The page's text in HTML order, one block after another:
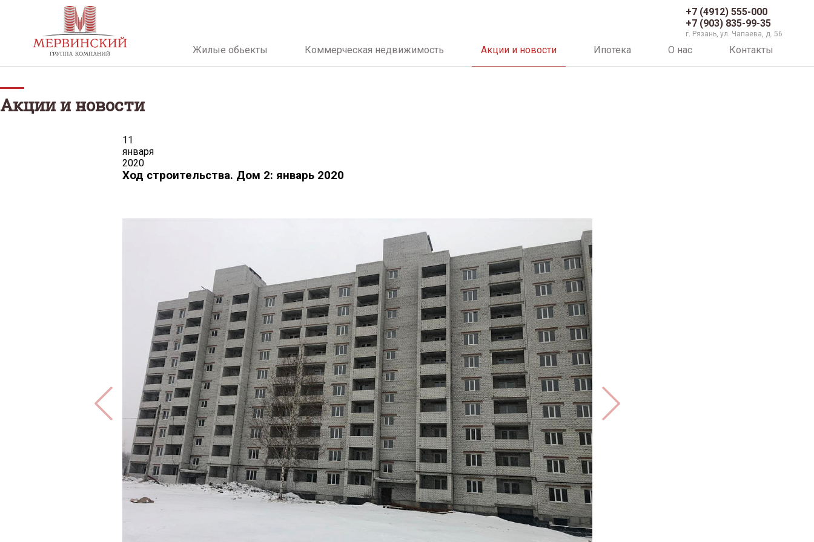
+7 (4912) 555-000
+7 (903) 835-99-35
г. Рязань, ул. Чапаева, д. 56
Жилые обьекты Коммерческая недвижимость Акции и новости Ипотека О нас Контакты
Акции и новости
11
января
2020
Ход строительства. Дом 2: январь 2020